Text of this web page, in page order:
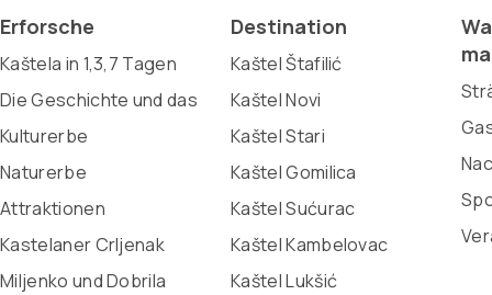
Erforsche
Kaštela in 1,3,7 Tagen
Die Geschichte und das
Kulturerbe
Naturerbe
Attraktionen
Kastelaner Crljenak
Miljenko und Dobrila
Destination
Kaštel Štafilić
Kaštel Novi
Kaštel Stari
Kaštel Gomilica
Kaštel Sućurac
Kaštel Kambelovac
Kaštel Lukšić